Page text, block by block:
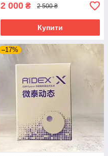
2 000 ₴ 2 500 ₴
Купити
–17%